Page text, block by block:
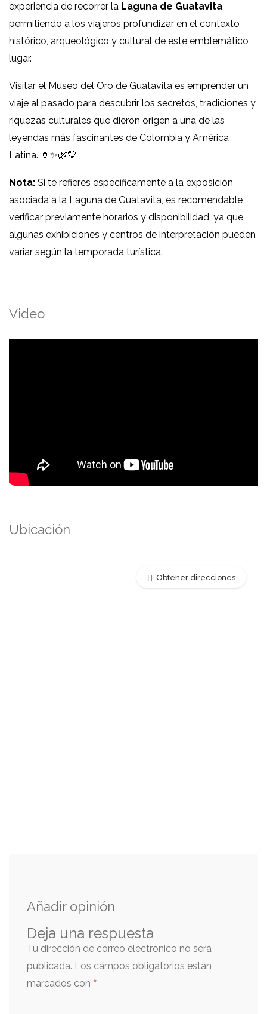
experiencia de recorrer la Laguna de Guatavita,
permitiendo a los viajeros profundizar en el contexto
histórico, arqueológico y cultural de este emblemático
lugar.
Visitar el Museo del Oro de Guatavita es emprender un
viaje al pasado para descubrir los secretos, tradiciones y
riquezas culturales que dieron origen a una de las
leyendas más fascinantes de Colombia y América
Latina. 🏺✨🌿💛
Nota: Si te refieres específicamente a la exposición
asociada a la Laguna de Guatavita, es recomendable
verificar previamente horarios y disponibilidad, ya que
algunas exhibiciones y centros de interpretación pueden
variar según la temporada turística.
Video
Ubicación
Obtener direcciones
Añadir opinión
Deja una respuesta
Tu dirección de correo electrónico no será
publicada. Los campos obligatorios están
marcados con *